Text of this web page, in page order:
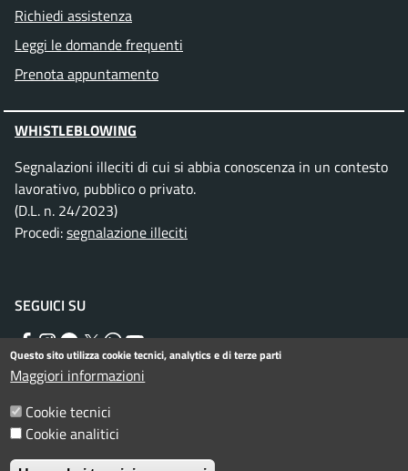
Richiedi assistenza
Leggi le domande frequenti
Prenota appuntamento
WHISTLEBLOWING
Segnalazioni illeciti di cui si abbia conoscenza in un contesto
lavorativo, pubblico o privato.
(D.L. n. 24/2023)
Procedi:segnalazione illeciti
SEGUICI SU
Facebook
Instagram
Telegram
TwitterWhatsApp
YouTube
Menu piè di pagina
Informativa privacy
Dichiarazione di accessibilità
Questo sito utilizza cookie tecnici, analytics e di terze parti
Maggiori informazioni
Cookie tecnici
Cookie analitici